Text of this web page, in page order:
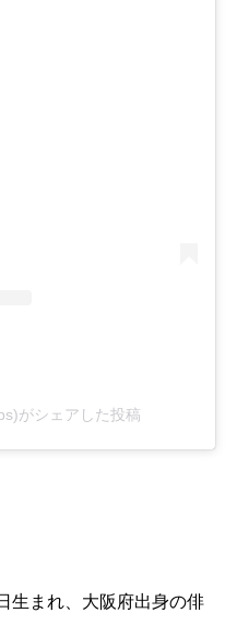
がシェアした投稿
生まれ、大阪府出身の俳